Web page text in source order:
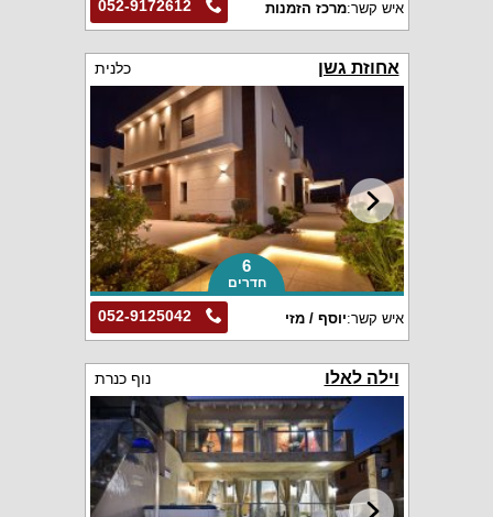
052-9172612 איש קשר:מרכז הזמנות
אחוזת גשן כלנית
6
חדרים
052-9125042 איש קשר:יוסף / מזי
וילה לאלו נוף כנרת